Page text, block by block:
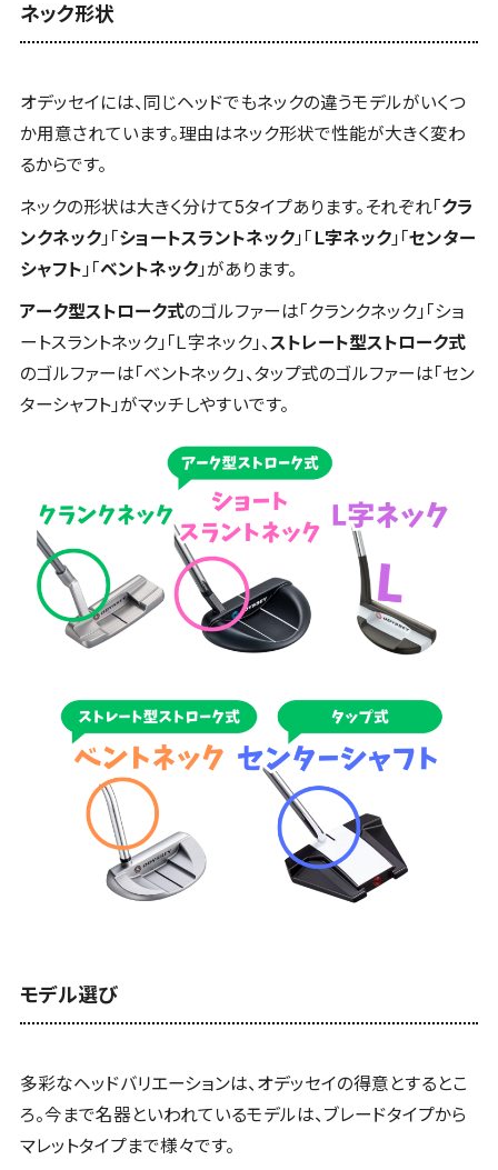
ネック形状
オデッセイには、同じヘッドでもネックの違うモデルがいくつ
か用意されています。理由はネック形状で性能が大きく変わ
るからです。
ネックの形状は大きく分けて5タイプあります。それぞれ「クラ
ンクネック」「ショートスラントネック」「Ｌ字ネック」「センター
シャフト 」「ベントネック」があります。
アーク型ストローク式のゴルファーは「クランクネック」「ショ
ートスラントネック」「Ｌ字ネック」、ストレート型ストローク式
のゴルファーは「ベントネック」、タップ式のゴルファーは「セン
ターシャフト」がマッチしやすいです。
モデル選び
多彩なヘッドバリエーションは、オデッセイの得意とするとこ
ろ。今まで名器といわれているモデルは、ブレードタイプから
マレットタイプまで様々です。